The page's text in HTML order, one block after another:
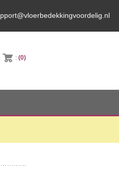
:(0)